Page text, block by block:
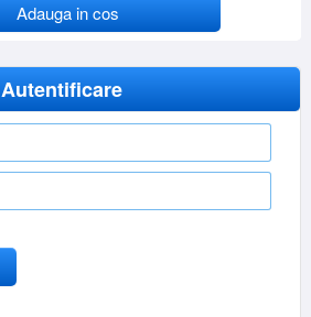
Adauga in cos
Autentificare